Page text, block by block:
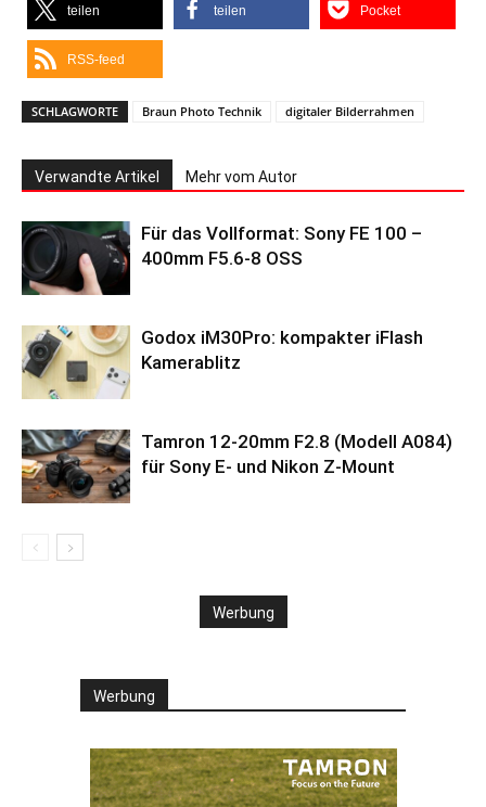
teilen teilen Pocket
RSS-feed
SCHLAGWORTE Braun Photo Technik digitaler Bilderrahmen
Verwandte Artikel Mehr vom Autor
Für das Vollformat: Sony FE 100 –
400mm F5.6-8 OSS
Godox iM30Pro: kompakter iFlash
Kamerablitz
Tamron 12-20mm F2.8 (Modell A084)
für Sony E- und Nikon Z-Mount
Werbung
Werbung